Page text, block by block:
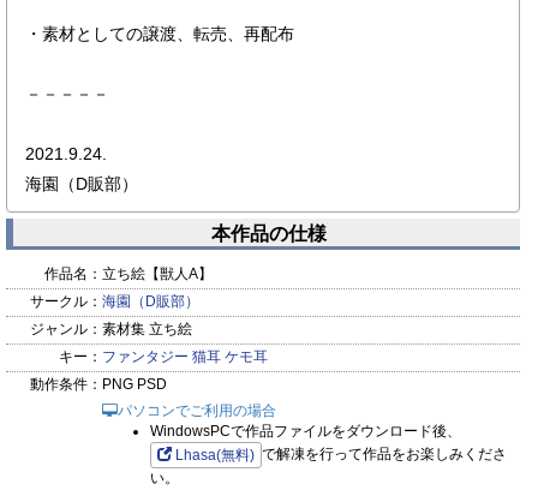
・素材としての譲渡、転売、再配布
－－－－－
2021.9.24.
海園（D販部）
本作品の仕様
作品名： 立ち絵【獣人A】
サークル： 海園（D販部）
ジャンル： 素材集 立ち絵
キー： ファンタジー 猫耳 ケモ耳
動作条件： PNG PSD
パソコンでご利用の場合
WindowsPCで作品ファイルをダウンロード後、
Lhasa(無料) で解凍を行って作品をお楽しみくださ
い。